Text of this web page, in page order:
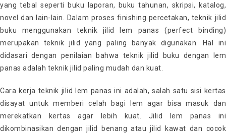
yang tebal seperti buku laporan, buku tahunan, skripsi, katalog,
novel dan lain-lain. Dalam proses finishing percetakan, teknik jilid
buku menggunakan teknik jilid lem panas (perfect binding)
merupakan teknik jilid yang paling banyak digunakan. Hal ini
didasari dengan penilaian bahwa teknik jilid buku dengan lem
panas adalah teknik jilid paling mudah dan kuat.
Cara kerja teknik jilid lem panas ini adalah, salah satu sisi kertas
disayat untuk memberi celah bagi lem agar bisa masuk dan
merekatkan kertas agar lebih kuat. Jilid lem panas ini
dikombinasikan dengan jilid benang atau jilid kawat dan cocok